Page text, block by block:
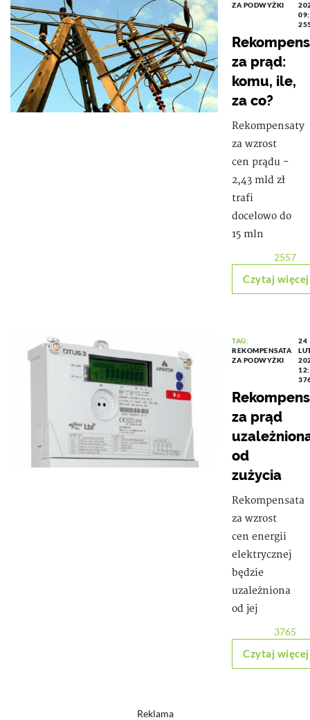
ZA PODWYŻKI
za prąd:
komu, ile,
za co?
Rekompensaty
za wzrost
cen prądu -
2,43 mld zł
trafi
docelowo do
15 mln
2557
Czytaj więcej
TAG:
REKOMPENSATA
ZA PODWYŻKI
24
za prąd
od
zużycia
Rekompensata
za wzrost
cen energii
elektrycznej
będzie
uzależniona
od jej
3765
Czytaj więcej
Reklama